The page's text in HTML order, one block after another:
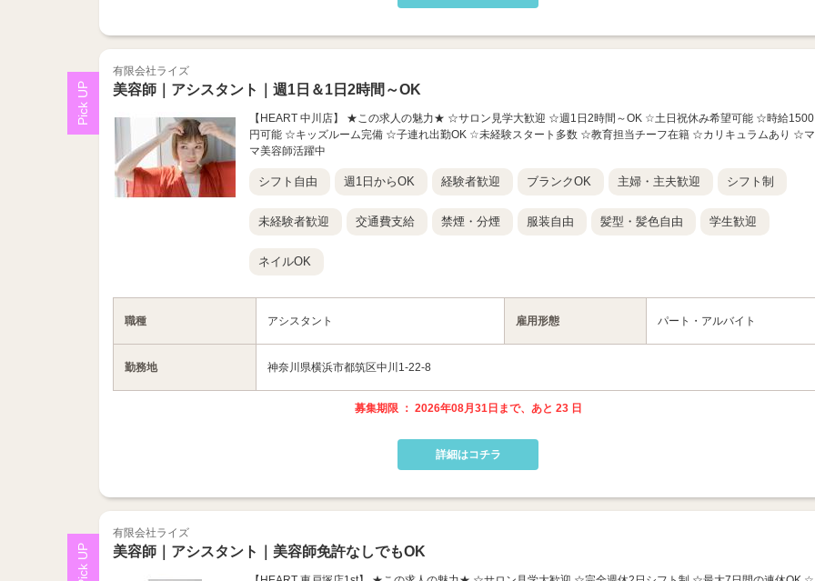
有限会社ライズ
美容師｜アシスタント｜週1日＆1日2時間～OK
【HEART 中川店】 ★この求人の魅力★ ☆サロン見学大歓迎 ☆週1日2時間～OK ☆土日祝休み希望可能 ☆時給1500
円可能 ☆キッズルーム完備 ☆子連れ出勤OK ☆未経験スタート多数 ☆教育担当チーフ在籍 ☆カリキュラムあり ☆マ
マ美容師活躍中
シフト自由 週1日からOK 経験者歓迎 ブランクOK 主婦・主夫歓迎 シフト制
未経験者歓迎 交通費支給 禁煙・分煙 服装自由 髪型・髪色自由 学生歓迎
ネイルOK
職種 アシスタント 雇用形態 パート・アルバイト
勤務地 神奈川県横浜市都筑区中川1-22-8
募集期限 ： 2026年08月31日まで、あと 23 日
詳細はコチラ
有限会社ライズ
美容師｜アシスタント｜美容師免許なしでもOK